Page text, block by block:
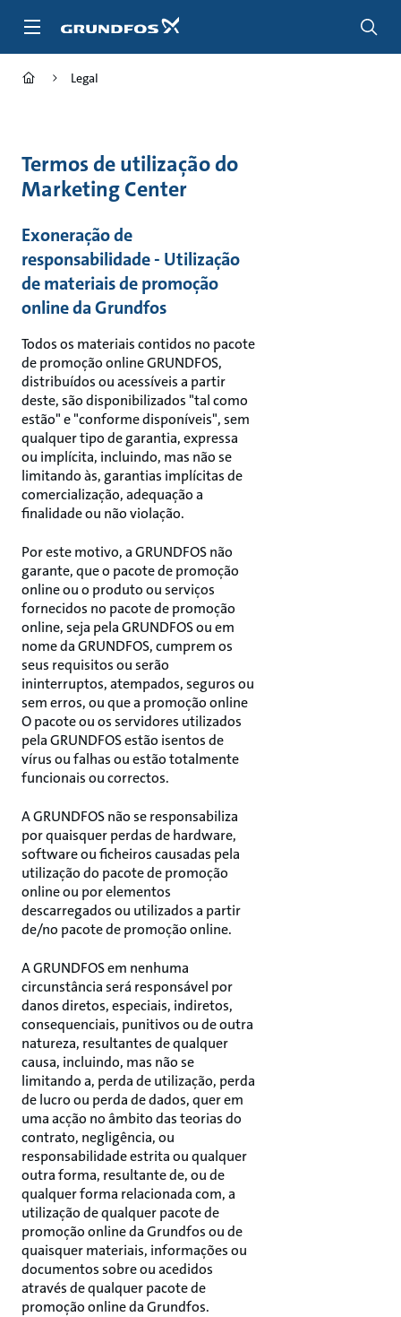
para
Legal
Termos de utilização do
Marketing Center
Exoneração de
responsabilidade - Utilização
de materiais de promoção
online da Grundfos
Todos os materiais contidos no pacote
de promoção online GRUNDFOS,
distribuídos ou acessíveis a partir
deste, são disponibilizados "tal como
estão" e "conforme disponíveis", sem
qualquer tipo de garantia, expressa
ou implícita, incluindo, mas não se
limitando às, garantias implícitas de
comercialização, adequação a
finalidade ou não violação.
Por este motivo, a GRUNDFOS não
garante, que o pacote de promoção
online ou o produto ou serviços
fornecidos no pacote de promoção
online, seja pela GRUNDFOS ou em
nome da GRUNDFOS, cumprem os
seus requisitos ou serão
ininterruptos, atempados, seguros ou
sem erros, ou que a promoção online
O pacote ou os servidores utilizados
pela GRUNDFOS estão isentos de
vírus ou falhas ou estão totalmente
funcionais ou correctos.
A GRUNDFOS não se responsabiliza
por quaisquer perdas de hardware,
software ou ficheiros causadas pela
utilização do pacote de promoção
online ou por elementos
descarregados ou utilizados a partir
de/no pacote de promoção online.
A GRUNDFOS em nenhuma
circunstância será responsável por
danos diretos, especiais, indiretos,
consequenciais, punitivos ou de outra
natureza, resultantes de qualquer
causa, incluindo, mas não se
limitando a, perda de utilização, perda
de lucro ou perda de dados, quer em
uma acção no âmbito das teorias do
contrato, negligência, ou
responsabilidade estrita ou qualquer
outra forma, resultante de, ou de
qualquer forma relacionada com, a
utilização de qualquer pacote de
promoção online da Grundfos ou de
quaisquer materiais, informações ou
documentos sobre ou acedidos
através de qualquer pacote de
promoção online da Grundfos.